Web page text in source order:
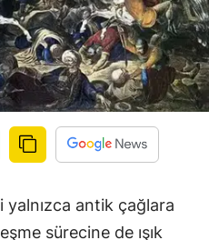
yalnızca antik çağlara
sürecine de ışık